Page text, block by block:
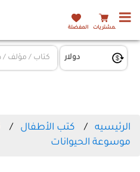
المشتريات المفضلة
الرئيسيه كتب الأطفال
موسوعة الحيوانات